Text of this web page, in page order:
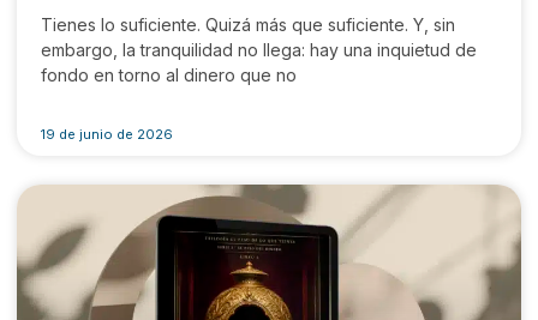
Tienes lo suficiente. Quizá más que suficiente. Y, sin
embargo, la tranquilidad no llega: hay una inquietud de
fondo en torno al dinero que no
19 de junio de 2026